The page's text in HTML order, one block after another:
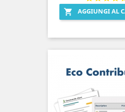
 AGGIUNGI AL